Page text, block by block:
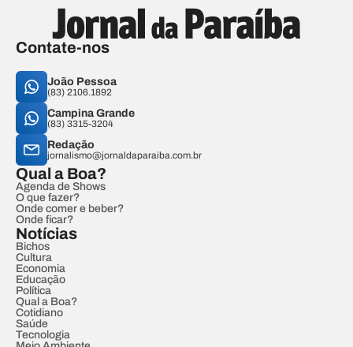
Contate-nos
João Pessoa
(83) 2106.1892
Campina Grande
(83) 3315-3204
Redação
jornalismo@jornaldaparaiba.com.br
Qual a Boa?
Agenda de Shows
O que fazer?
Onde comer e beber?
Onde ficar?
Notícias
Bichos
Cultura
Economia
Educação
Política
Qual a Boa?
Cotidiano
Saúde
Tecnologia